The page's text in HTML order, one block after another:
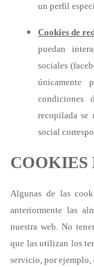
un perfil
Cookies de
puedan
sociales
únicamente
condiciones
recopilada
social
COOKIES
Algunas de las
anteriormente las
nuestra web. No
que las utilizan los
servicio, por ejemplo,